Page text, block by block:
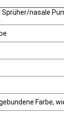
Sprüher/nasale
Farbe,